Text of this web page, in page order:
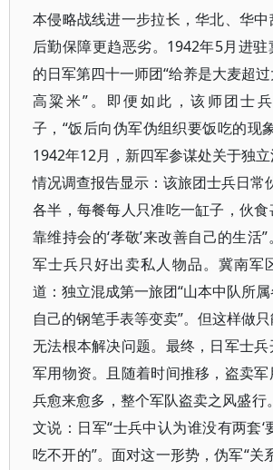
本侵略战线进一步拉长，华北、华
后勤保障更趋恶劣。1942年5月进
的日军第四十一师团“给养是大麦超
高粱米”。即便如此，该师团士
子，“饭后向伪军伪组织要饭吃的现
1942年12月，新四军参谋处关于独
情况调查报告显示：该旅团士兵日常
各半，每餐每人只准吃一缸子，伙
靠维持会的‘孝敬’来改善自己的生活
军士兵只好出卖私人物品。冀南军
道：独立混成第一旅团“山本中队所
自己的钢笔手表等变卖”。但这样做只
无法根本解决问题。最终，日军士
军用物资。且随着时间推移，盗卖
兵愈来愈多，整个军队盗卖之风盛行
文说：日军“士兵中认为谁没有两套‘
吃不开的”。面对这一形势，伪军“关